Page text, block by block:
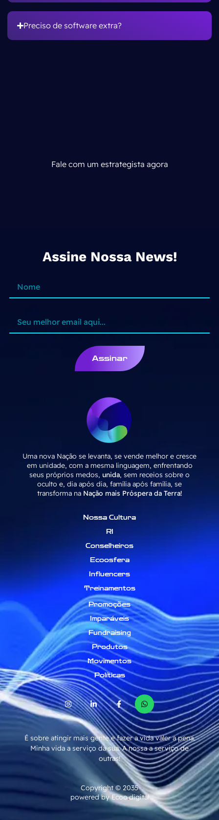
Preciso de software extra?
Fale com um estrategista agora
Assine Nossa News!
Assinar
Uma nova Nação se levanta, se vende melhor e cresce
em unidade, com a mesma linguagem, enfrentando
seus próprios medos, unida, sem receios sobre o
oculto e, dia após dia, família após família, se
transforma na Nação mais Próspera da Terra!
Nossa Cultura
RI
Conselheiros
Ecoosfera
Influencers
Treinamentos
Promoções
Imparáveis
Fundraising
Produtos
Movimentos
Políticas
É sobre atingir mais gente e fazer a vida valer a pena.
Minha vida a serviço da sua. A nossa a serviço de
outras!
Copyright © 2035
powered by Ecoo.digital